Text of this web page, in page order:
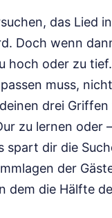
das Lied
Doch wenn
hoch oder zu
muss,
drei
zu lernen oder
spart dir die
der
dem die Hälfte